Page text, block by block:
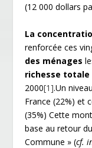
(12 000 dollars
La
renforcée ces
des ménages
richesse totale
2000[1].Un
France (22%) et
(35%) Cette
base au retour
Commune » (cf.